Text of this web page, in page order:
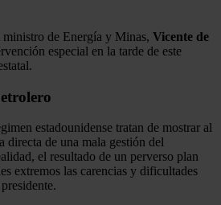
de Energía y Minas, Vicente de
especial en la tarde de este
estadounidense tratan de mostrar al
directa de una mala gestión del
el resultado de un perverso plan
extremos las carencias y dificultades